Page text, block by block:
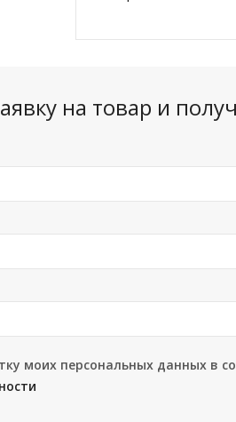
на товар и
моих персональных данных в